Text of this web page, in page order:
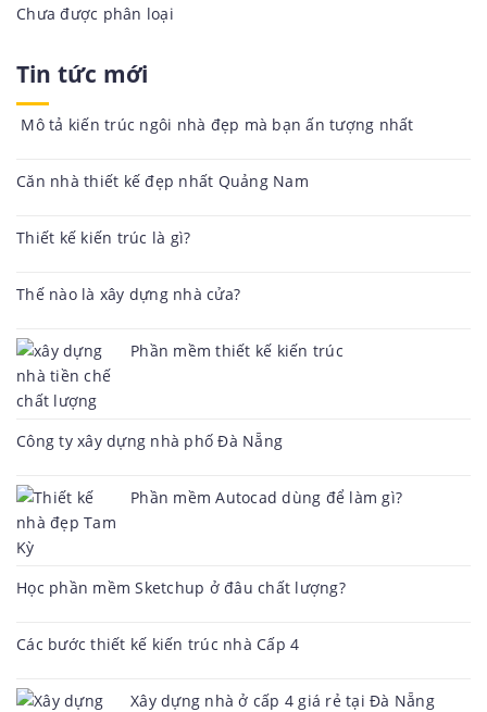
Danh
Chưa được phân loại
Tin tức mới
Mô tả kiến trúc ngôi nhà đẹp mà bạn ấn tượng nhất
Căn nhà thiết kế đẹp nhất Quảng Nam
Thiết kế kiến trúc là gì?
Thế nào là xây dựng nhà cửa?
Phần mềm thiết kế kiến trúc
Công ty xây dựng nhà phố Đà Nẵng
Phần mềm Autocad dùng để làm gì?
Học phần mềm Sketchup ở đâu chất lượng?
Các bước thiết kế kiến trúc nhà Cấp 4
Xây dựng nhà ở cấp 4 giá rẻ tại Đà Nẵng